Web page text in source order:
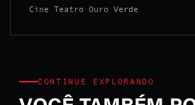
Cine Teatro Ouro Verde
CONTINUE EXPLORANDO